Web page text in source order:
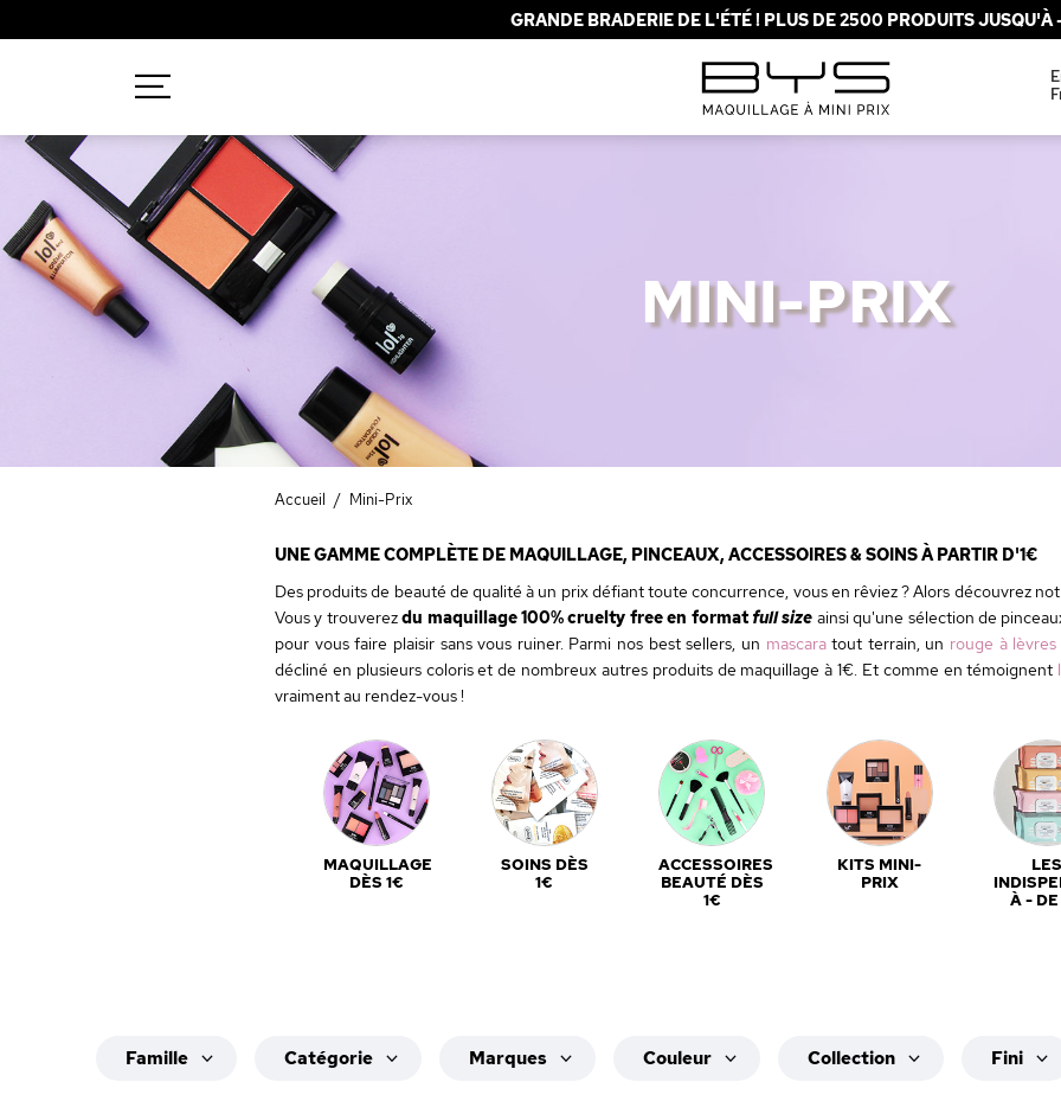
GRANDE BRADERIE DE L'ÉTÉ ! PLUS DE 2500 PRODUITS JUSQU'À
MINI-PRIX
Accueil / Mini-Prix
UNE GAMME COMPLÈTE DE MAQUILLAGE, PINCEAUX, ACCESSOIRES & SOINS À PARTIR D'1€
Des produits de beauté de qualité à un prix défiant toute concurrence, vous en rêviez ? Alors découvrez
Vous y trouverezdu maquillage 100% cruelty free en format full size ainsi qu'une sélection de
pour vous faire plaisir sans vous ruiner. Parmi nos best sellers, un mascaratout terrain, un rouge à lèvres
décliné en plusieurs coloris et de nombreux autres produits de maquillage à 1€. Et comme en témoignent
vraiment au rendez-vous !
MAQUILLAGE
DÈS 1€
SOINS DÈS
1€
ACCESSOIRES
BEAUTÉ DÈS
1€
KITS MINI-
PRIX
À -
Famille Catégorie Marques Couleur Collection Fini
Recherches populaires
Mascara
Palette
Solaire
Brumes
Blush
Rouge à Lèvres